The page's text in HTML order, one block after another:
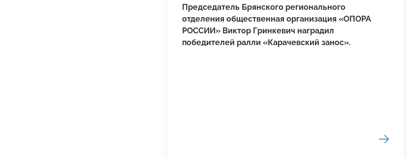
Председатель Брянского регионального
отделения общественная организация «ОПОРА
РОССИИ» Виктор Гринкевич наградил
победителей ралли «Карачевский занос».